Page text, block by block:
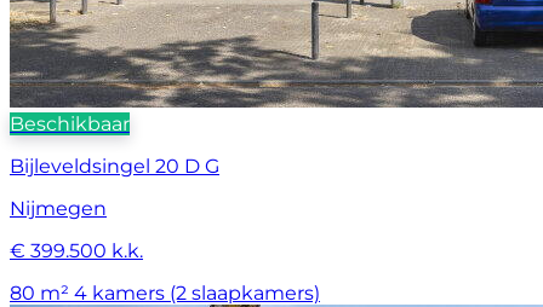
Beschikbaar
Bijleveldsingel 20 D G
Nijmegen
€ 399.500 k.k.
80 m² 4 kamers (2 slaapkamers)